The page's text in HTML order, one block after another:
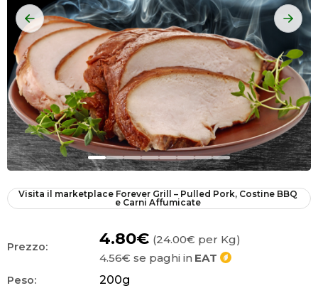
Visita il marketplace Forever Grill – Pulled Pork, Costine BBQ
e Carni Affumicate
Prezzo: 4.80€ (24.00€ per Kg)
4.56€ se paghi in EAT
Peso: 200g